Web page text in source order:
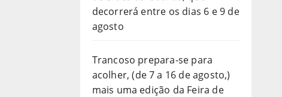
decorrerá entre os dias 6 e 9 de
agosto
Trancoso prepara-se para
acolher, (de 7 a 16 de agosto,)
mais uma edição da Feira de